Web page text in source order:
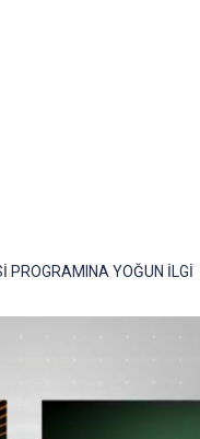
PROGRAMINA YOĞUN İLGİ